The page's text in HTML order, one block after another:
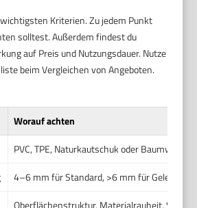
Kriterien. Zu jedem Punkt
solltest. Außerdem findest du
auf Preis und Nutzungsdauer. Nutze
beim Vergleichen von Angeboten.
Worauf achten
PVC, TPE, Naturkautschuk oder Baumwoll‑/
4–6 mm für Standard, >6 mm für
Oberflächenstruktur, Materialrauheit,